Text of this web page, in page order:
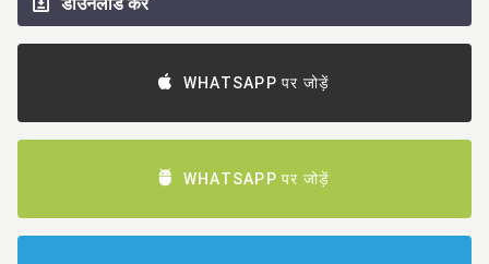
WHATSAPP पर जोड़ें
WHATSAPP पर जोड़ें